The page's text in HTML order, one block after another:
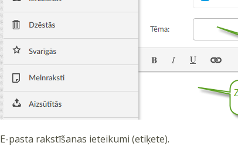
E-pasta rakstīšanas ieteikumi (etiķete).